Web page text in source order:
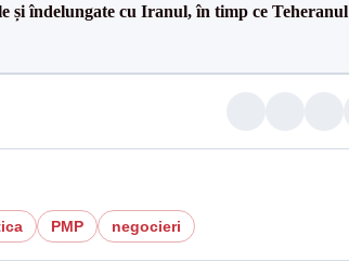
și îndelungate cu Iranul, în timp ce Teheranul
PMP negocieri